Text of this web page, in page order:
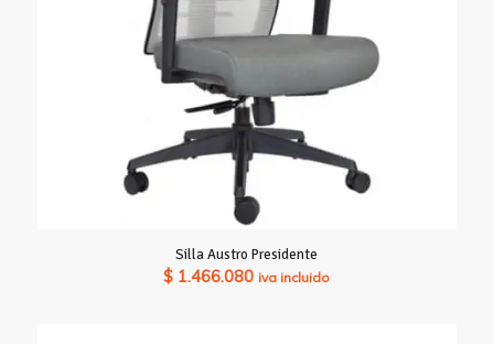
Silla Austro Presidente
$ 1.466.080 iva incluido